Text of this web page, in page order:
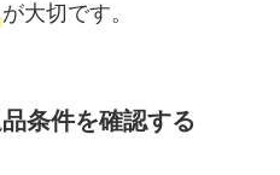
が大切です。
条件を確認する